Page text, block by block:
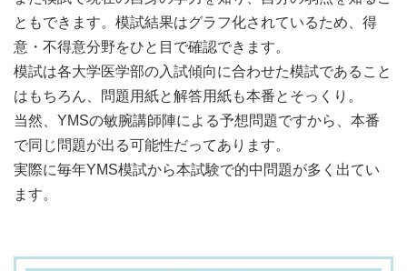
ともできます。模試結果はグラフ化されているため、得
意・不得意分野をひと目で確認できます。
模試は各大学医学部の入試傾向に合わせた模試であること
はもちろん、問題用紙と解答用紙も本番とそっくり。
当然、YMSの敏腕講師陣による予想問題ですから、本番
で同じ問題が出る可能性だってあります。
実際に毎年YMS模試から本試験で的中問題が多く出てい
ます。